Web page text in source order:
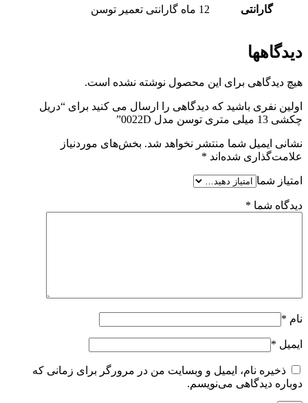
گارانتی 12 ماه گارانتی تعمیر توسن
دیدگاهها
هیچ دیدگاهی برای این محصول نوشته نشده است.
اولین نفری باشید که دیدگاهی را ارسال می کنید برای “دریل
چکشی 13 میلی متری توسن مدل 0022D”
نشانی ایمیل شما منتشر نخواهد شد. بخش‌های موردنیاز
علامت‌گذاری شده‌اند *
امتیاز شما
دیدگاه شما *
نام *
ایمیل *
ذخیره نام، ایمیل و وبسایت من در مرورگر برای زمانی که
دوباره دیدگاهی می‌نویسم.